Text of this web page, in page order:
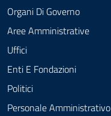
Organi Di Governo
Aree Amministrative
Uffici
Enti E Fondazioni
Politici
Personale Amministrativo